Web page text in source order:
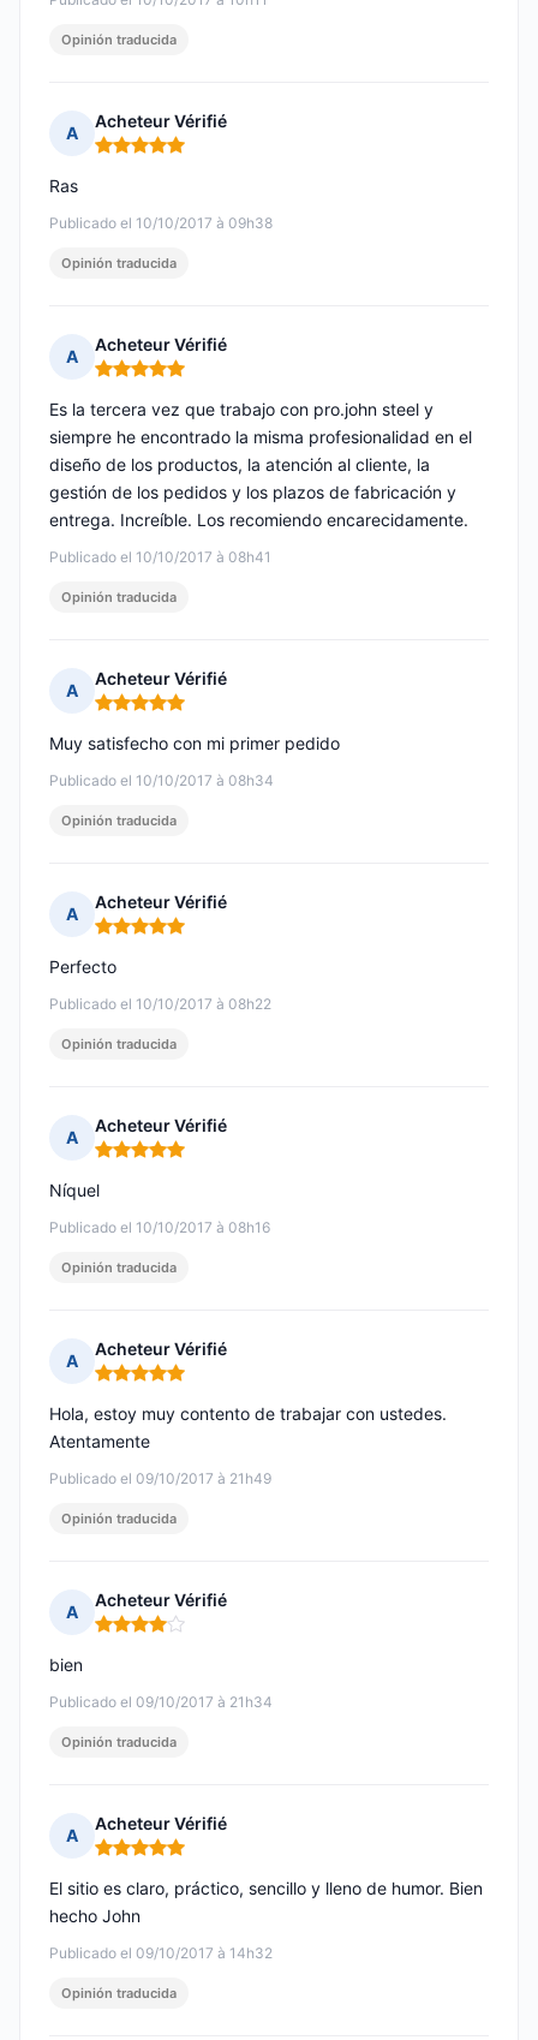
Opinión traducida
A
Acheteur Vérifié
Nota: 5 de 5
Publicado el 10/10/2017 à 09h38
Ras
Opinión traducida
A
Acheteur Vérifié
Nota: 5 de 5
Publicado el 10/10/2017 à 08h41
Es la tercera vez que trabajo con pro.john steel y
siempre he encontrado la misma profesionalidad en el
diseño de los productos, la atención al cliente, la
gestión de los pedidos y los plazos de fabricación y
entrega. Increíble. Los recomiendo encarecidamente.
Opinión traducida
A
Acheteur Vérifié
Nota: 5 de 5
Publicado el 10/10/2017 à 08h34
Muy satisfecho con mi primer pedido
Opinión traducida
A
Acheteur Vérifié
Nota: 5 de 5
Publicado el 10/10/2017 à 08h22
Perfecto
Opinión traducida
A
Acheteur Vérifié
Nota: 5 de 5
Publicado el 10/10/2017 à 08h16
Níquel
Opinión traducida
A
Acheteur Vérifié
Nota: 5 de 5
Publicado el 09/10/2017 à 21h49
Hola, estoy muy contento de trabajar con ustedes.
Atentamente
Opinión traducida
A
Acheteur Vérifié
Nota: 4 de 5
Publicado el 09/10/2017 à 21h34
bien
Opinión traducida
A
Acheteur Vérifié
Nota: 5 de 5
Publicado el 09/10/2017 à 14h32
El sitio es claro, práctico, sencillo y lleno de humor. Bien
hecho John
Opinión traducida